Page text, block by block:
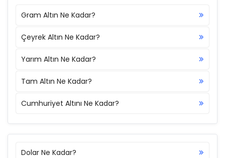
Gram Altın Ne Kadar?
Çeyrek Altın Ne Kadar?
Yarım Altın Ne Kadar?
Tam Altın Ne Kadar?
Cumhuriyet Altını Ne Kadar?
Dolar Ne Kadar?